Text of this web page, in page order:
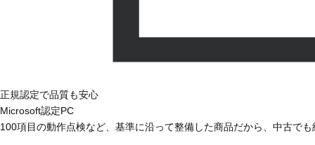
正規認定で品質も安心
Microsoft認定PC
100項目の動作点検など、基準に沿って整備した商品だから、中古で